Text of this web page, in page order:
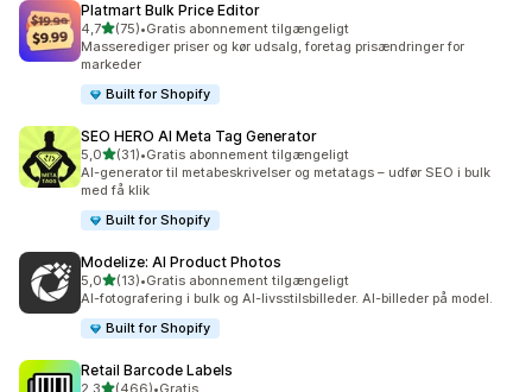
Platmart Bulk Price Editor
4,7ud af 5 stjerner
(75)
75 anmeldelser i alt
•Gratis abonnement tilgængeligt
Masserediger priser og kør udsalg, foretag prisændringer for
markeder
Built for Shopify
SEO HERO AI Meta Tag Generator
5,0ud af 5 stjerner
(31)
31 anmeldelser i alt
•Gratis abonnement tilgængeligt
AI-generator til metabeskrivelser og metatags – udfør SEO i bulk
med få klik
Built for Shopify
Modelize: AI Product Photos
5,0ud af 5 stjerner
(13)
13 anmeldelser i alt
•Gratis abonnement tilgængeligt
AI-fotografering i bulk og AI-livsstilsbilleder. AI-billeder på model.
Built for Shopify
Retail Barcode Labels
2,3ud af 5 stjerner
(466)•Gratis